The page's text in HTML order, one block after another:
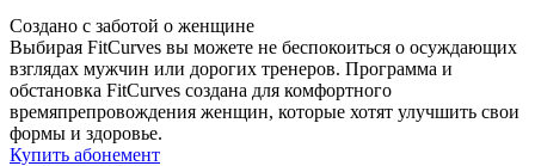
Создано с заботой о женщине
Выбирая FitCurves вы можете не беспокоиться о осуждающих
взглядах мужчин или дорогих тренеров. Программа и
обстановка FitCurves создана для комфортного
времяпрепровождения женщин, которые хотят улучшить свои
формы и здоровье.
Купить абонемент